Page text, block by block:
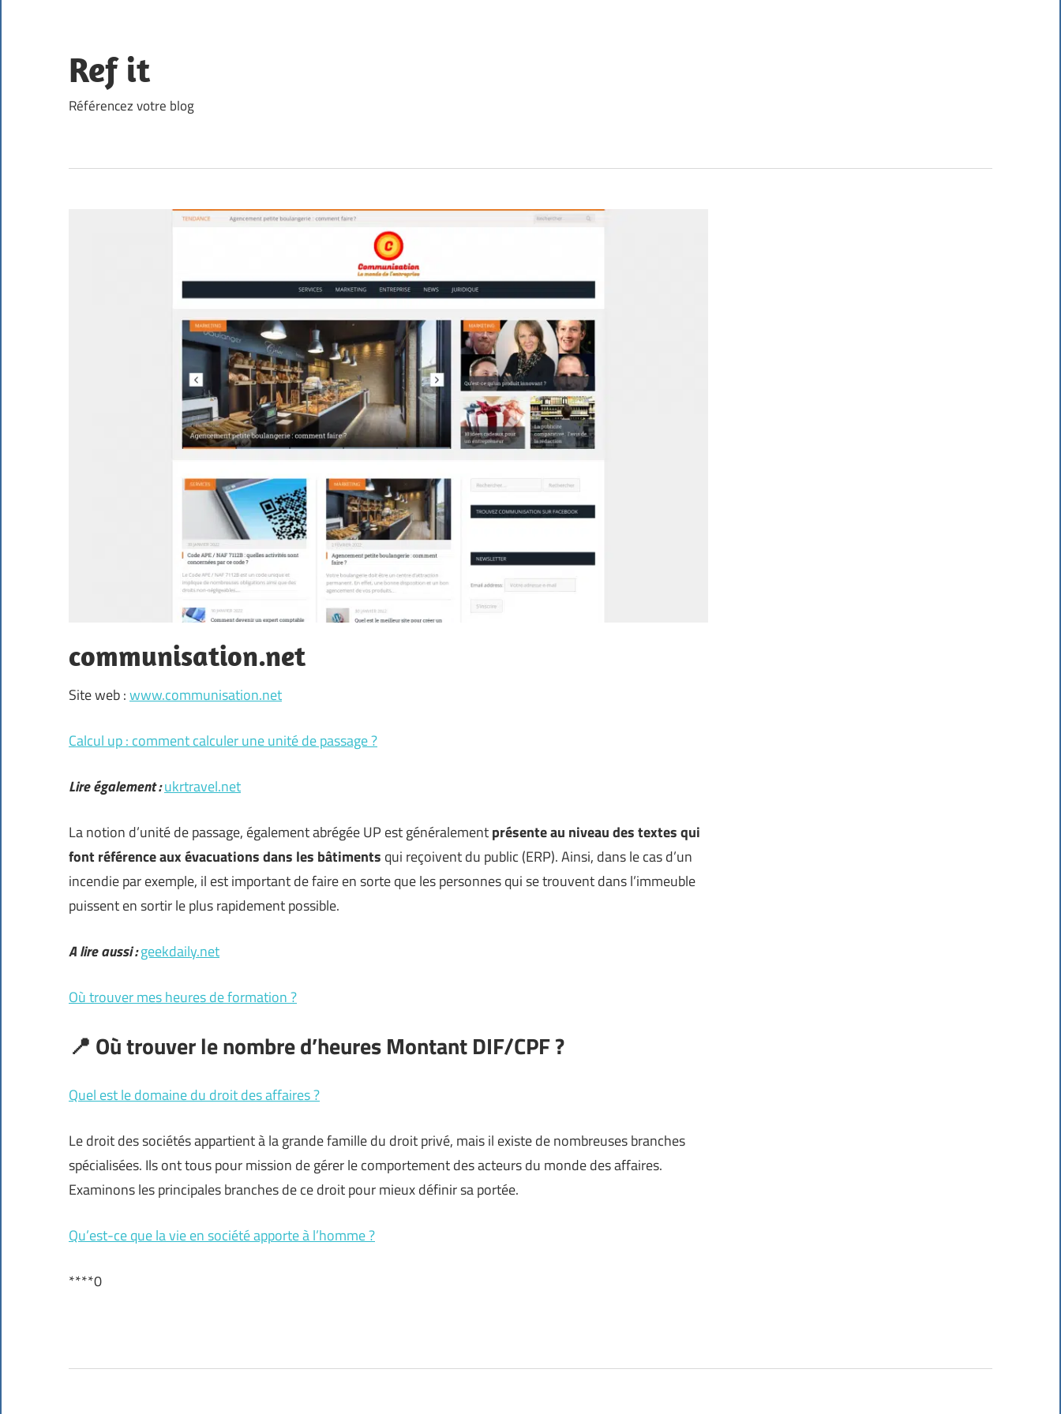
content
Ref it
Référencez votre blog
communisation.net
Site web :www.communisation.net
Calcul up : comment calculer une unité de passage ?
Lire également :ukrtravel.net
La notion d’unité de passage, également abrégée UP est généralementprésente au niveau des textes qui
font référence aux évacuations dans les bâtiments qui reçoivent du public (ERP). Ainsi, dans le cas d’un
incendie par exemple, il est important de faire en sorte que les personnes qui se trouvent dans l’immeuble
puissent en sortir le plus rapidement possible.
A lire aussi :geekdaily.net
Où trouver mes heures de formation ?
📍 Où trouver le nombre d’heures Montant DIF/CPF ?
Quel est le domaine du droit des affaires ?
Le droit des sociétés appartient à la grande famille du droit privé, mais il existe de nombreuses branches
spécialisées. Ils ont tous pour mission de gérer le comportement des acteurs du monde des affaires.
Examinons les principales branches de ce droit pour mieux définir sa portée.
Qu’est-ce que la vie en société apporte à l’homme ?
****0